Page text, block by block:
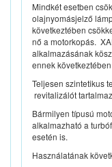
Mindkét esetben
olajnyomásjelző
következtében
nő a motorkopás.
alkalmazásának
ennek
Teljesen szintetikus
revitalizálót
Bármilyen típusú
alkalmazható a
esetén is.
Használatának